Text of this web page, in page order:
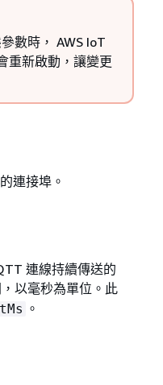
數時， AWS IoT
重新啟動，讓變更
連接埠。
連線持續傳送的
以毫秒為單位。此
。